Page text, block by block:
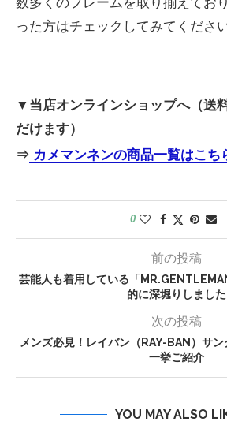
数多くのフレームを取り揃えてお
った方はチェックしてみてください
▼当店オンラインショップへ（送
だけます）
⇒ カメマンネンの商品一覧はこち
0
前の投稿
芸能人も着用している「
的に深堀りしました
次の投稿
メンズ必見！レイバン（RAY-BAN）サ
一挙ご紹介
YOU MAY ALSO